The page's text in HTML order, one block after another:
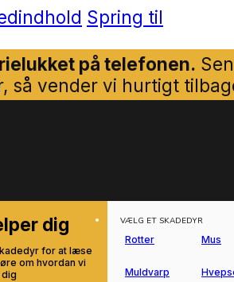
Spring til
på telefonen.
så vender vi hurtigt
dig
for at læse
om hvordan vi
VÆLG ET SKADEDYR
Rotter Mus
Muldvarp